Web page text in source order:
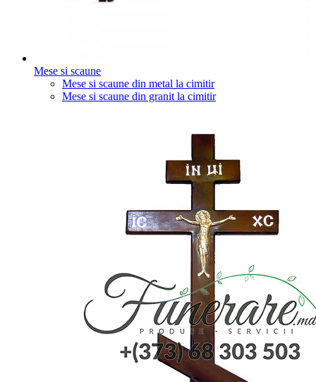
Mese si scaune
Mese si scaune din metal la cimitir
Mese si scaune din granit la cimitir